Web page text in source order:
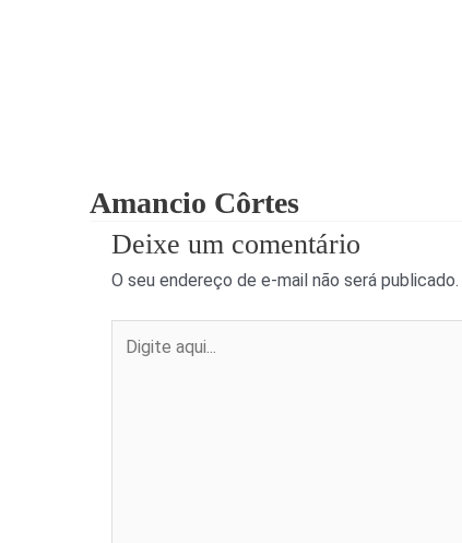
Amancio Côrtes
Deixe um comentário
O seu endereço de e-mail não será publicado.
aqui...